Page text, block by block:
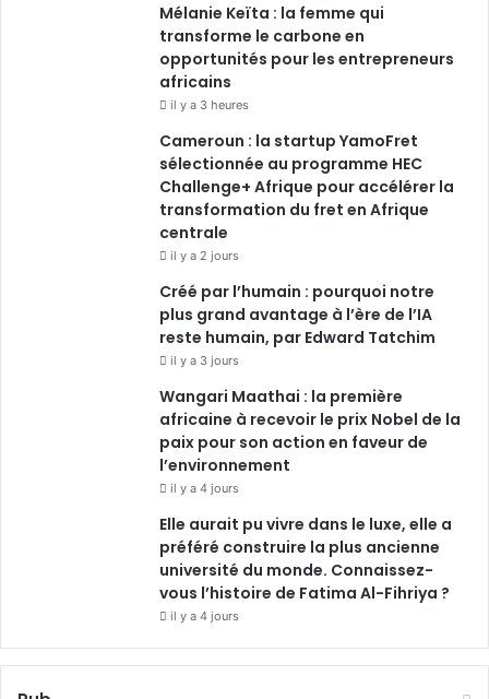
Mélanie Keïta : la femme qui
transforme le carbone en
opportunités pour les entrepreneurs
africains
il y a 3 heures
Cameroun : la startup YamoFret
sélectionnée au programme HEC
Challenge+ Afrique pour accélérer la
transformation du fret en Afrique
centrale
il y a 2 jours
Créé par l’humain : pourquoi notre
plus grand avantage à l’ère de l’IA
reste humain, par Edward Tatchim
il y a 3 jours
Wangari Maathai : la première
africaine à recevoir le prix Nobel de la
paix pour son action en faveur de
l’environnement
il y a 4 jours
Elle aurait pu vivre dans le luxe, elle a
préféré construire la plus ancienne
université du monde. Connaissez-
vous l’histoire de Fatima Al-Fihriya ?
il y a 4 jours